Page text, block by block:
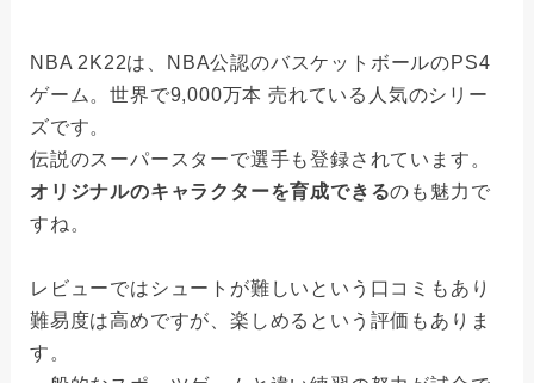
NBA 2K22は、NBA公認のバスケットボールのPS4
ゲーム。世界で9,000万本 売れている人気のシリー
ズです。
伝説のスーパースターで選手も登録されています。
オリジナルのキャラクターを育成できるのも魅力で
すね。
レビューではシュートが難しいという口コミもあり
難易度は高めですが、楽しめるという評価もありま
す。